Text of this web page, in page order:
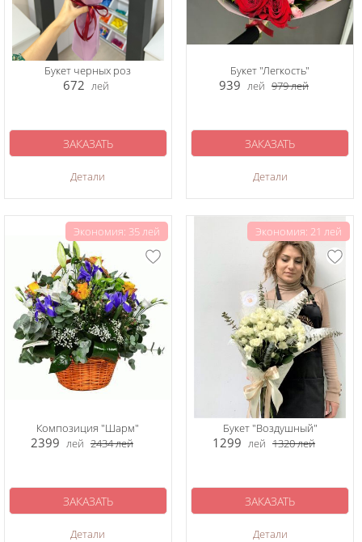
Букет черных роз
672 лей
Детали
ЗАКАЗАТЬ
Букет "Легкость"
939 лей 979лей
Детали
ЗАКАЗАТЬ
Экономия: 35 лей
Композиция "Шарм"
2399 лей 2434лей
Детали
ЗАКАЗАТЬ
Экономия: 21 лей
Букет "Воздушный"
1299 лей 1320лей
Детали
ЗАКАЗАТЬ